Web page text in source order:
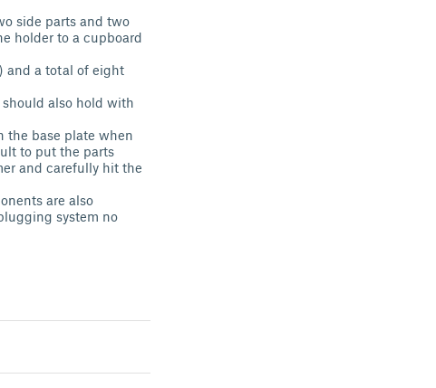
side parts and two
holder to a cupboard
and a total of eight
also hold with
the base plate when
to put the parts
and carefully hit the
are also
system no